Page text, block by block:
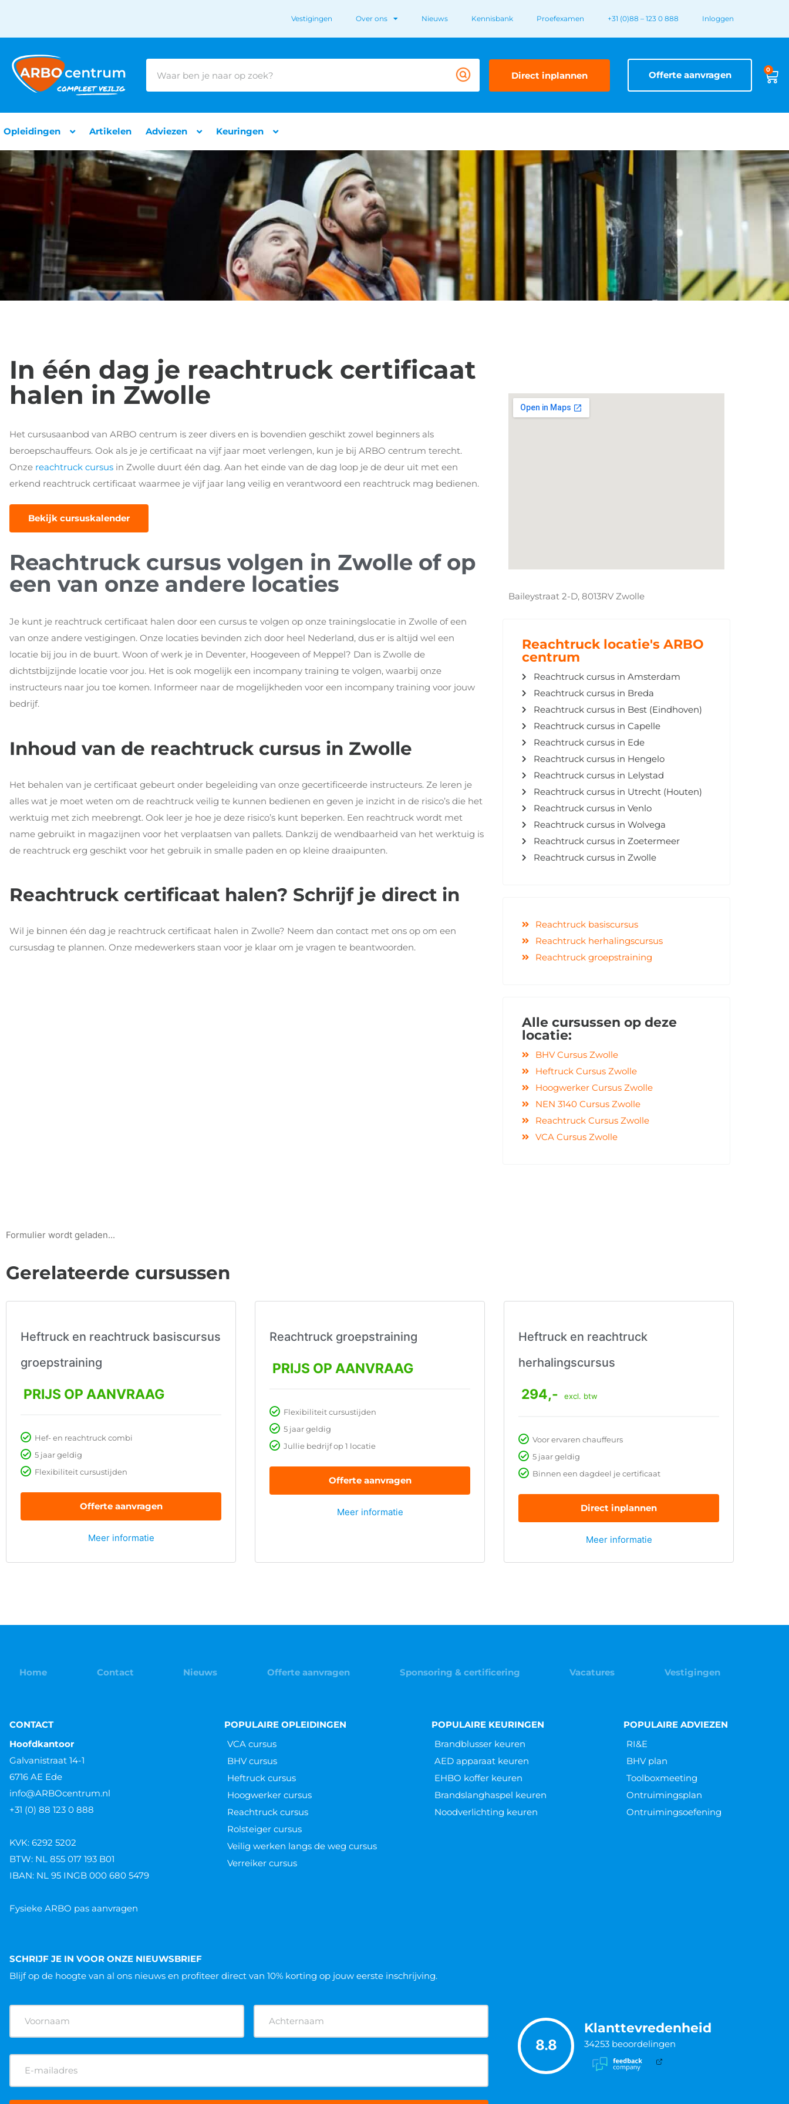
Vestigingen Over ons Nieuws Kennisbank Proefexamen +31 (0)88 – 123 0 888 Inloggen
Direct inplannen Offerte aanvragen 0
Opleidingen Artikelen Adviezen Keuringen
In één dag je reachtruck certificaat
halen in Zwolle
Het cursusaanbod van ARBO centrum is zeer divers en is bovendien geschikt zowel beginners als
beroepschauffeurs. Ook als je je certificaat na vijf jaar moet verlengen, kun je bij ARBO centrum terecht.
Onze reachtruck cursus in Zwolle duurt één dag. Aan het einde van de dag loop je de deur uit met een
erkend reachtruck certificaat waarmee je vijf jaar lang veilig en verantwoord een reachtruck mag bedienen.
Bekijk cursuskalender
Reachtruck cursus volgen in Zwolle of op
een van onze andere locaties
Je kunt je reachtruck certificaat halen door een cursus te volgen op onze trainingslocatie in Zwolle of een
van onze andere vestigingen. Onze locaties bevinden zich door heel Nederland, dus er is altijd wel een
locatie bij jou in de buurt. Woon of werk je in Deventer, Hoogeveen of Meppel? Dan is Zwolle de
dichtstbijzijnde locatie voor jou. Het is ook mogelijk een incompany training te volgen, waarbij onze
instructeurs naar jou toe komen. Informeer naar de mogelijkheden voor een incompany training voor jouw
bedrijf.
Inhoud van de reachtruck cursus in Zwolle
Het behalen van je certificaat gebeurt onder begeleiding van onze gecertificeerde instructeurs. Ze leren je
alles wat je moet weten om de reachtruck veilig te kunnen bedienen en geven je inzicht in de risico’s die het
werktuig met zich meebrengt. Ook leer je hoe je deze risico’s kunt beperken. Een reachtruck wordt met
name gebruikt in magazijnen voor het verplaatsen van pallets. Dankzij de wendbaarheid van het werktuig is
de reachtruck erg geschikt voor het gebruik in smalle paden en op kleine draaipunten.
Reachtruck certificaat halen? Schrijf je direct in
Wil je binnen één dag je reachtruck certificaat halen in Zwolle? Neem dan contact met ons op om een
cursusdag te plannen. Onze medewerkers staan voor je klaar om je vragen te beantwoorden.
Baileystraat 2-D, 8013RV Zwolle
Reachtruck locatie's ARBO
centrum
Reachtruck cursus in Amsterdam
Reachtruck cursus in Breda
Reachtruck cursus in Best (Eindhoven)
Reachtruck cursus in Capelle
Reachtruck cursus in Ede
Reachtruck cursus in Hengelo
Reachtruck cursus in Lelystad
Reachtruck cursus in Utrecht (Houten)
Reachtruck cursus in Venlo
Reachtruck cursus in Wolvega
Reachtruck cursus in Zoetermeer
Reachtruck cursus in Zwolle
Reachtruck basiscursus
Reachtruck herhalingscursus
Reachtruck groepstraining
Alle cursussen op deze
locatie:
BHV Cursus Zwolle
Heftruck Cursus Zwolle
Hoogwerker Cursus Zwolle
NEN 3140 Cursus Zwolle
Reachtruck Cursus Zwolle
VCA Cursus Zwolle
Formulier wordt geladen...
Gerelateerde cursussen
Heftruck en reachtruck basiscursus
groepstraining
PRIJS OP AANVRAAG
Hef- en reachtruck combi
5 jaar geldig
Flexibiliteit cursustijden
Offerte aanvragen
Meer informatie
Reachtruck groepstraining
PRIJS OP AANVRAAG
Flexibiliteit cursustijden
5 jaar geldig
Jullie bedrijf op 1 locatie
Offerte aanvragen
Meer informatie
Heftruck en reachtruck
herhalingscursus
294,- excl. btw
Voor ervaren chauffeurs
5 jaar geldig
Binnen een dagdeel je certificaat
Direct inplannen
Meer informatie
Home Contact Nieuws Offerte aanvragen Sponsoring & certificering Vacatures Vestigingen
CONTACT
Hoofdkantoor
Galvanistraat 14-1
6716 AE Ede
info@ARBOcentrum.nl
+31 (0) 88 123 0 888
KVK: 6292 5202
BTW: NL 855 017 193 B01
IBAN: NL 95 INGB 000 680 5479
Fysieke ARBO pas aanvragen
POPULAIRE OPLEIDINGEN
VCA cursus
BHV cursus
Heftruck cursus
Hoogwerker cursus
Reachtruck cursus
Rolsteiger cursus
Veilig werken langs de weg cursus
Verreiker cursus
POPULAIRE KEURINGEN
Brandblusser keuren
AED apparaat keuren
EHBO koffer keuren
Brandslanghaspel keuren
Noodverlichting keuren
POPULAIRE ADVIEZEN
RI&E
BHV plan
Toolboxmeeting
Ontruimingsplan
Ontruimingsoefening
SCHRIJF JE IN VOOR ONZE NIEUWSBRIEF
Blijf op de hoogte van al ons nieuws en profiteer direct van 10% korting op jouw eerste inschrijving.
E-
mailadres
(Vereist)
8.8
Klanttevredenheid
34253 beoordelingen